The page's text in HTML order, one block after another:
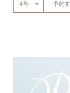
予約